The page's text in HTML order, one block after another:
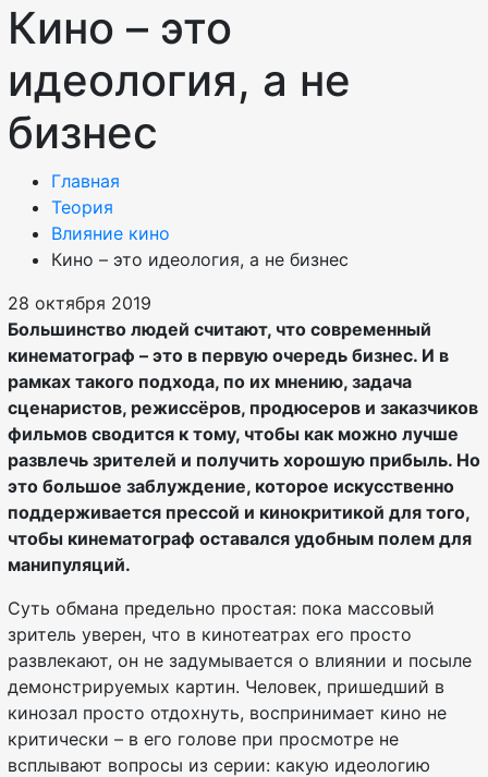
Кино – это
идеология, а не
бизнес
Главная
Теория
Влияние кино
Кино – это идеология, а не бизнес
28 октября 2019
Большинство людей считают, что современный
кинематограф – это в первую очередь бизнес. И в
рамках такого подхода, по их мнению, задача
сценаристов, режиссёров, продюсеров и заказчиков
фильмов сводится к тому, чтобы как можно лучше
развлечь зрителей и получить хорошую прибыль. Но
это большое заблуждение, которое искусственно
поддерживается прессой и кинокритикой для того,
чтобы кинематограф оставался удобным полем для
манипуляций.
Суть обмана предельно простая: пока массовый
зритель уверен, что в кинотеатрах его просто
развлекают, он не задумывается о влиянии и посыле
демонстрируемых картин. Человек, пришедший в
кинозал просто отдохнуть, воспринимает кино не
критически – в его голове при просмотре не
всплывают вопросы из серии: какую идеологию